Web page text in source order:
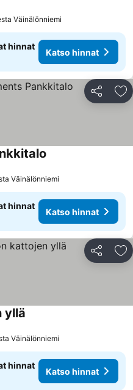
Väinälönniemi
hinnat
Katso hinnat
Jaa
Väinälönniemi
hinnat
Katso hinnat
Jaa
yllä
Väinälönniemi
hinnat
Katso hinnat